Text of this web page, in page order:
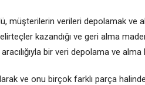
müşterilerin verileri depolamak ve
kazandığı ve geri alma
aracılığıyla bir veri depolama ve
ve onu birçok farklı parça